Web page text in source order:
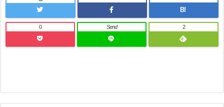
B!
0 Send 2